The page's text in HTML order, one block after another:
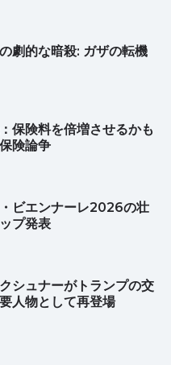
劇的な暗殺: ガザの転機
保険料を倍増させるかも
険論争
ビエンナーレ2026の壮
プ発表
シュナーがトランプの交
人物として再登場